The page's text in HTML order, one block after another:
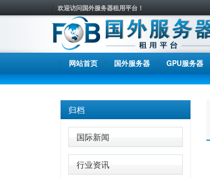
欢迎访问国外服务器租用平台！
网站首页 国外服务器 GPU服务器
归档
国际新闻
行业资讯